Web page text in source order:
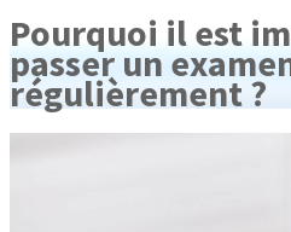
Pourquoi il est
passer un
régulièrement ?